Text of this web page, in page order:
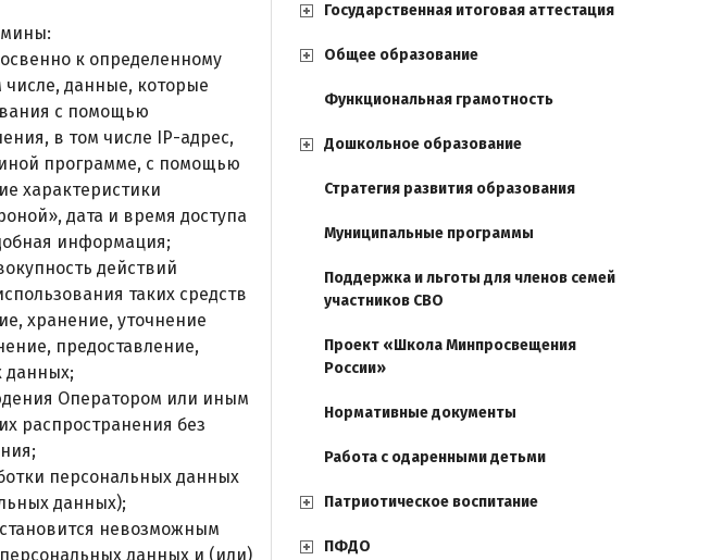
к определенному
данные, которые
с помощью
в том числе IP-адрес,
программе, с помощью
характеристики
дата и время доступа
информация;
действий
таких средств
хранение, уточнение
предоставление,
данных;
Оператором или иным
распространения без
персональных данных
данных);
невозможным
данных и (или)
Государственная итоговая аттестация
Общее образование
Функциональная грамотность
Дошкольное образование
Стратегия развития образования
Муниципальные программы
Поддержка и льготы для членов семей
участников СВО
Проект «Школа Минпросвещения
России»
Нормативные документы
Работа с одаренными детьми
Патриотическое воспитание
ПФДО